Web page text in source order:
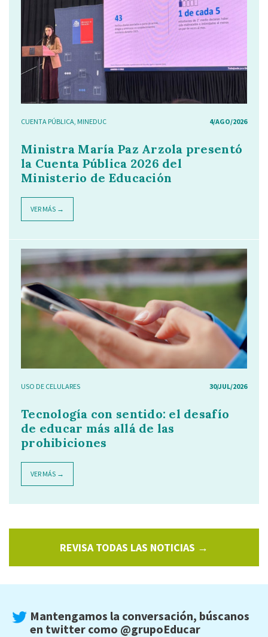
CUENTA PÚBLICA, MINEDUC 4/AGO/2026
Ministra María Paz Arzola presentó
la Cuenta Pública 2026 del
Ministerio de Educación
VER MÁS →
USO DE CELULARES 30/JUL/2026
Tecnología con sentido: el desafío
de educar más allá de las
prohibiciones
VER MÁS →
REVISA TODAS LAS NOTICIAS →
Mantengamos la conversación, búscanos
en twitter como @grupoEducar